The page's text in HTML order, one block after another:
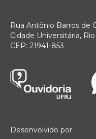
Rua Antônio Barros de
Cidade Universitária,
CEP: 21941-853
Desenvolvido por